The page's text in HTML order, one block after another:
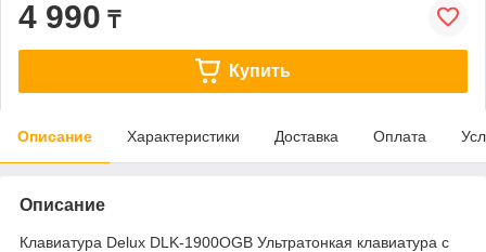
4 990 ₸
Купить
Описание Характеристики Доставка Оплата
Описание
Клавиатура Delux DLK-1900OGB Ультратонкая клавиатура с